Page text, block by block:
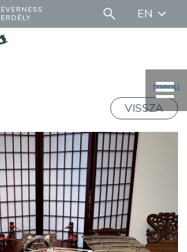
EVERNESS
ERDÉLY
EN
menü
VISSZA